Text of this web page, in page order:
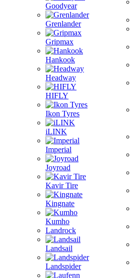
Goodyear
Grenlander
Gripmax
Hankook
Headway
HIFLY
Ikon Tyres
iLINK
Imperial
Joyroad
Kavir Tire
Kingnate
Kumho
Landrock
Landsail
Landspider